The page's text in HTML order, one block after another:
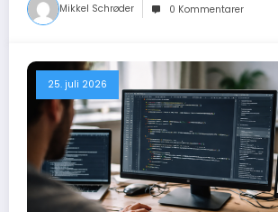
Mikkel Schrøder 0 Kommentarer
25. juli 2026